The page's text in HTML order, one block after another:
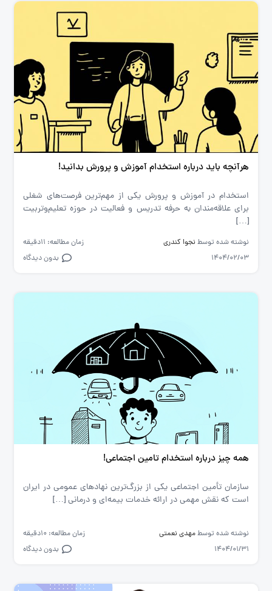
هرآنچه باید درباره استخدام آموزش و پرورش بدانید!
استخدام در آموزش و پرورش یکی از مهم‌ترین فرصت‌های شغلی
برای علاقه‌مندان به حرفه تدریس و فعالیت در حوزه تعلیم‌وتربیت
[…]
نوشته شده توسط نجوا کندری
زمان مطالعه: 11دقیقه
1404/02/03
بدون دیدگاه
همه چیز درباره استخدام تامین اجتماعی!
سازمان تأمین اجتماعی یکی از بزرگ‌ترین نهادهای عمومی در ایران
است که نقش مهمی در ارائه خدمات بیمه‌ای و درمانی […]
نوشته شده توسطمهدی نعمتی
زمان مطالعه: 10دقیقه
1404/01/31
بدون دیدگاه